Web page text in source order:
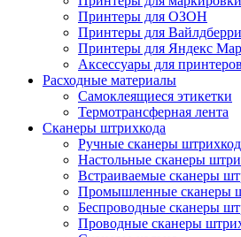
Принтеры для ОЗОН
Принтеры для
Принтеры для Яндекс
Аксессуары для
Расходные материалы
Самоклеящиеся этикетки
Термотрансферная лента
Сканеры штрихкода
Ручные сканеры
Настольные сканеры
Встраиваемые сканеры
Промышленные сканеры
Беспроводные сканеры
Проводные сканеры